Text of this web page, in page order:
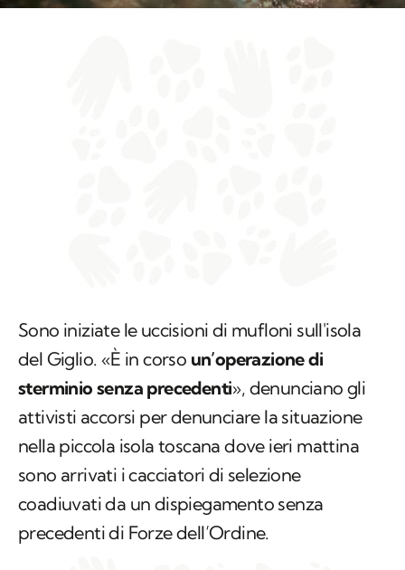
Sono iniziate le uccisioni di mufloni sull'isola
del Giglio. «È in corso un’operazione di
sterminio senza precedenti», denunciano gli
attivisti accorsi per denunciare la situazione
nella piccola isola toscana dove ieri mattina
sono arrivati i cacciatori di selezione
coadiuvati da un dispiegamento senza
precedenti di Forze dell’Ordine.